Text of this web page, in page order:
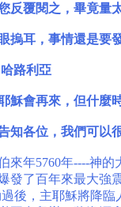
反覆閱之，畢竟量
摀耳，事情還是要
路利亞
穌會再來，但什麼
知各位，我們可以
來年5760年----神
發了百年來最大強
後，主耶穌將降